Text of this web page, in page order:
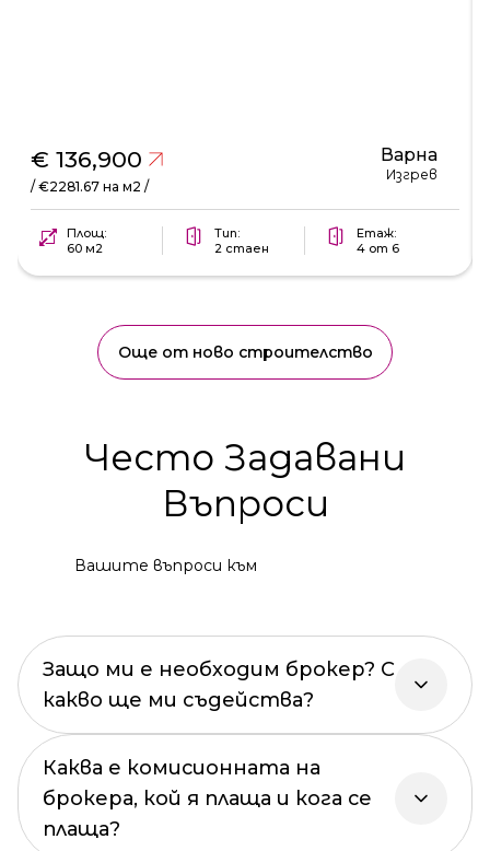
€ 136,900
/ €2281.67 на м2 /
Варна
Изгрев
Площ:
60 м2
Тип:
2 стаен
Етаж:
4 от 6
Още от ново строителство
Често Задавани
Въпроси
Вашите въпроси към
Защо ми е необходим брокер? С
какво ще ми съдейства?
Каква е комисионната на
брокера, кой я плаща и кога се
плаща?